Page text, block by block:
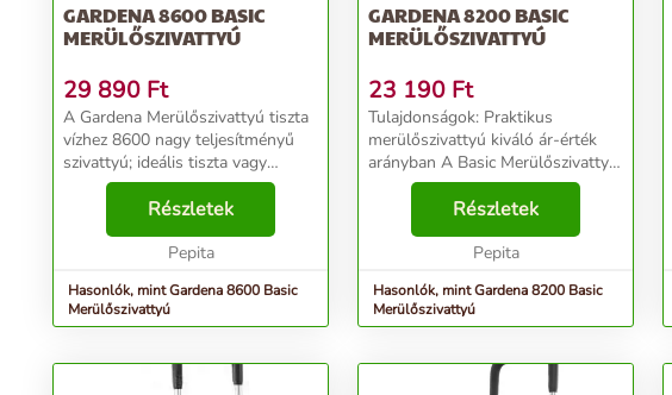
GARDENA 8600 BASIC
MERÜLŐSZIVATTYÚ
29 890 Ft
A Gardena Merülőszivattyú tiszta
vízhez 8600 nagy teljesítményű
szivattyú; ideális tiszta vagy
enyhén szennyezett (maximum 5
mm szemcseátmérőjű) víz
leszívásához, át- és
kiszivattyúzásához. Ha rugalma...
Részletek
Pepita
Hasonlók, mint Gardena 8600 Basic
Merülőszivattyú
GARDENA 8200 BASIC
MERÜLŐSZIVATTYÚ
23 190 Ft
Tulajdonságok: Praktikus
merülőszivattyú kiváló ár-érték
arányban A Basic Merülőszivattyú
tiszta vízhez 8200 nagy
teljesítményű, alacsony
energiafogyasztású elektromos
szivattyú, alkalmas tiszta víz ...
Részletek
Pepita
Hasonlók, mint Gardena 8200 Basic
Merülőszivattyú